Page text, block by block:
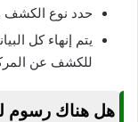
حدد نوع الكشف
يتم إنهاء كل
للكشف عن
هل هناك رسوم